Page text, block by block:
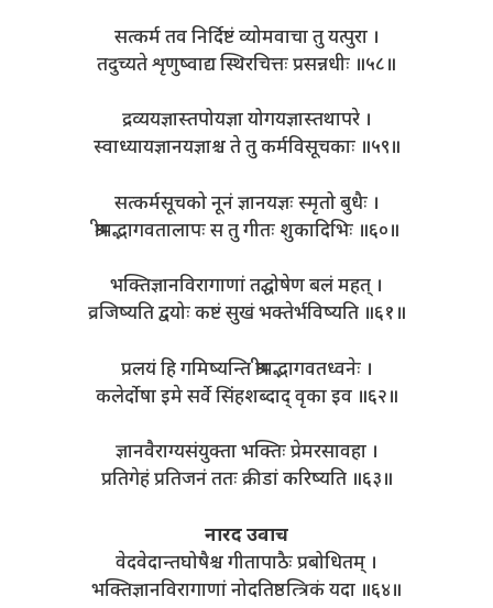
सत्कर्म तव निर्दिष्टं व्योमवाचा तु यत्पुरा ।
तदुच्यते शृणुष्वाद्य स्थिरचित्तः प्रसन्नधीः ॥५८॥
द्रव्ययज्ञास्तपोयज्ञा योगयज्ञास्तथापरे ।
स्वाध्यायज्ञानयज्ञाश्च ते तु कर्मविसूचकाः ॥५९॥
सत्कर्मसूचको नूनं ज्ञानयज्ञः स्मृतो बुधैः ।
श्रीमद्भागवतालापः स तु गीतः शुकादिभिः ॥६०॥
भक्तिज्ञानविरागाणां तद्घोषेण बलं महत् ।
व्रजिष्यति द्वयोः कष्टं सुखं भक्तेर्भविष्यति ॥६१॥
प्रलयं हि गमिष्यन्ति श्रीमद्भागवतध्वनेः ।
कलेर्दोषा इमे सर्वे सिंहशब्दाद् वृका इव ॥६२॥
ज्ञानवैराग्यसंयुक्ता भक्तिः प्रेमरसावहा ।
प्रतिगेहं प्रतिजनं ततः क्रीडां करिष्यति ॥६३॥
नारद उवाच
वेदवेदान्तघोषैश्च गीतापाठैः प्रबोधितम् ।
भक्तिज्ञानविरागाणां नोदतिष्ठत्त्रिकं यदा ॥६४॥